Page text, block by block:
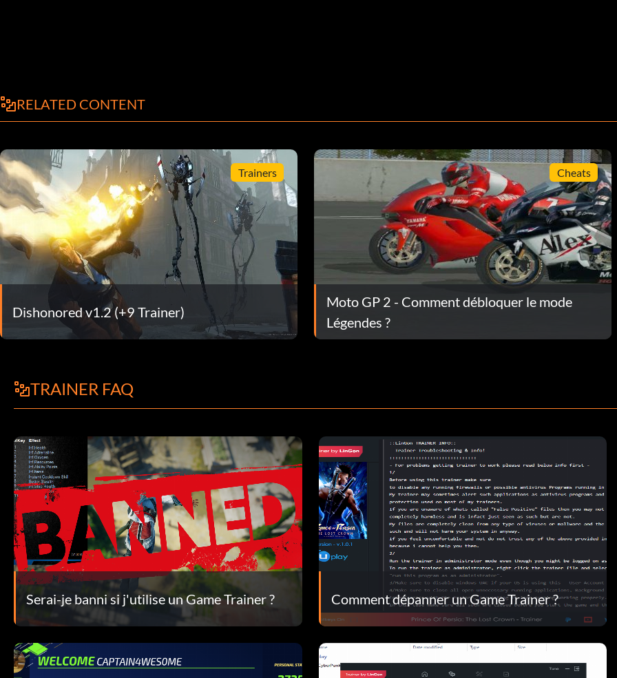
RELATED CONTENT
Trainers
Dishonored v1.2 (+9 Trainer)
Cheats
Moto GP 2 - Comment débloquer le mode
Légendes ?
TRAINER FAQ
Serai-je banni si j'utilise un Game Trainer ? Comment dépanner un Game Trainer ?